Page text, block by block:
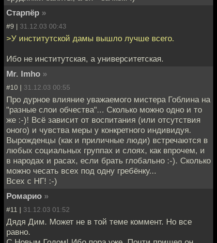
Старпёр »
#9 | 31.12.03 00:43
>У институтской дамы вышло лучше всего.
Ибо не институтская, а университетская.
Mr. Imho »
#10 | 31.12.03 00:55
Про дурное влияние уважаемого мистера Гоблина на
"разные слои обчества"... Сколько можно одно и то
же :-)! Всё зависит от воспитания (или отсутствия
оного) и чувства меры у конкретного индивидуя.
Вырожденцы (как и приличные люди) встречаются в
любых социальных группах и слоях, как впрочем, и
в народах и расах, если брать глобально :-). Сколько
можно чесать всех под одну гребёнку...
Всех с НГ! :-)
Ромарио »
#11 | 31.12.03 01:52
Дядя Дим. Может не в той теме коммент. Но все
равно.